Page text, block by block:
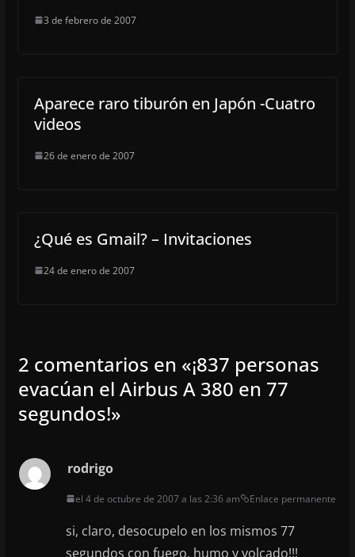
3 de febrero de 2007
Aparece raro tiburón en Japón -Cuatro
videos
26 de enero de 2007
¿Qué es Gmail? – Invitaciones
24 de enero de 2007
2 comentarios en «¡837 personas
evacúan el Airbus A 380 en 77
segundos!»
rodrigo
el 4 de octubre de 2007 a las 2:36 am Enlace permanente
si, claro, desocupelo en los mismos 77
segundos con fuego, humo y volcado!!!